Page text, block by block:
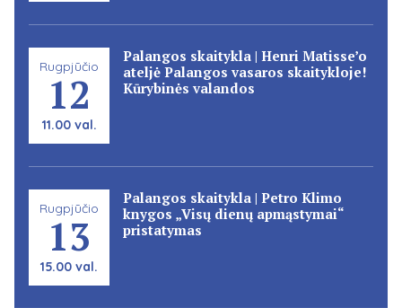
Rugpjūčio
12
11.00 val.
Palangos skaitykla | Henri Matisse’o
ateljė Palangos vasaros skaitykloje!
Kūrybinės valandos
Rugpjūčio
13
15.00 val.
Palangos skaitykla | Petro Klimo
knygos „Visų dienų apmąstymai“
pristatymas